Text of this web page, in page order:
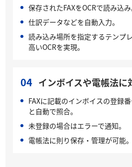
保存されたFAXをOCRで読み込み
仕訳データなどを自動入力。
読み込み場所を指定するテンプ
高いOCRを実現。
04 インボイスや電帳法に
FAXに記載のインボイスの登録
と自動で照合。
未登録の場合はエラーで通知。
電帳法に則り保存・管理が可能。